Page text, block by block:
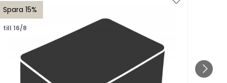
Spara 15%
till 16/8